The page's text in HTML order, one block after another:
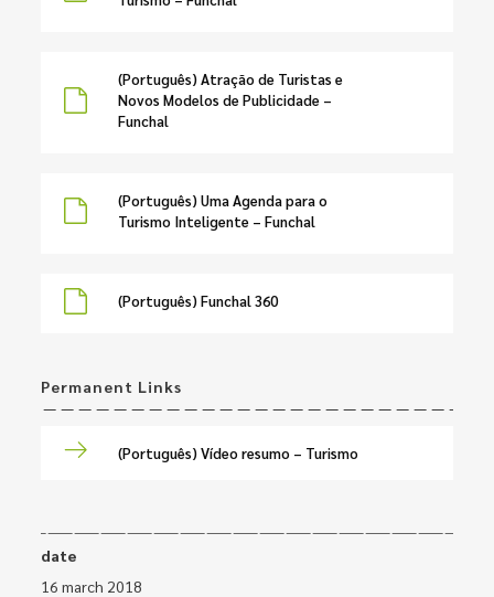
(Português) Atração de Turistas e
Novos Modelos de Publicidade –
Funchal
(Português) Uma Agenda para o
Turismo Inteligente – Funchal
(Português) Funchal 360
Permanent Links
(Português) Vídeo resumo – Turismo
date
16 march 2018